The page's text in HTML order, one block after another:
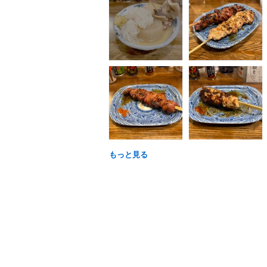
もっと見る